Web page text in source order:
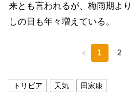
来とも言われるが、梅雨期よ
しの日も年々増えている。
1 2
トリビア 天気 田家康